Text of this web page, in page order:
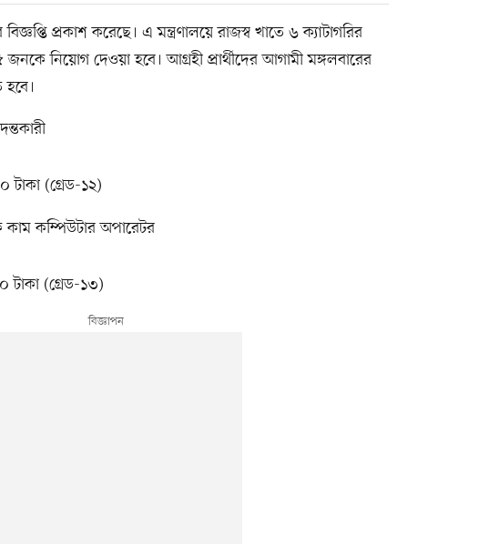
প্রকাশ করেছে। এ মন্ত্রণালয়ে রাজস্ব খাতে ৬ ক্যাটাগরির
নিয়োগ দেওয়া হবে। আগ্রহী প্রার্থীদের আগামী মঙ্গলবারের
(গ্রেড-১২)
কাম কম্পিউটার অপারেটর
(গ্রেড-১৩)